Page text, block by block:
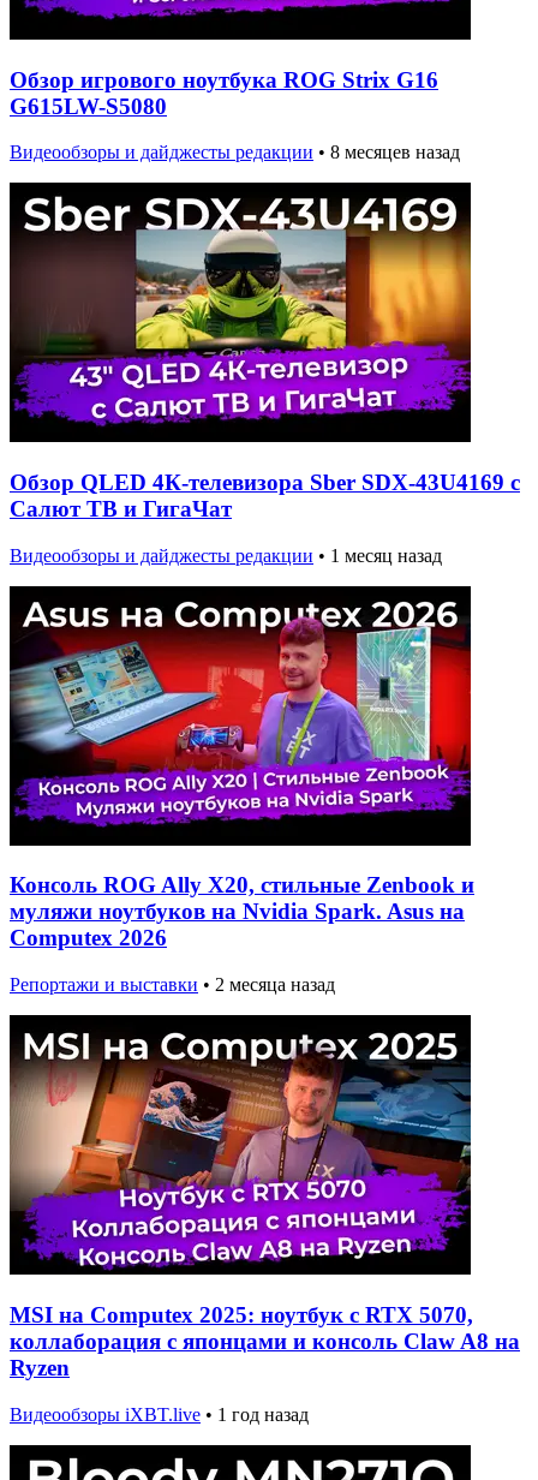
Обзор игрового ноутбука ROG Strix G16
G615LW-S5080
Видеообзоры и дайджесты редакции • 8 месяцев назад
Обзор QLED 4К-телевизора Sber SDX-43U4169 с
Салют ТВ и ГигаЧат
Видеообзоры и дайджесты редакции • 1 месяц назад
Консоль ROG Ally X20, стильные Zenbook и
муляжи ноутбуков на Nvidia Spark. Asus на
Computex 2026
Репортажи и выставки • 2 месяца назад
MSI на Computex 2025: ноутбук с RTX 5070,
коллаборация с японцами и консоль Claw A8 на
Ryzen
Видеообзоры iXBT.live • 1 год назад